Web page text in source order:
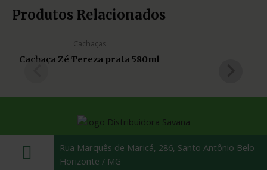
Produtos Relacionados
Cachaças
Cachaça Zé Tereza prata 580ml
Rua Marquês de Maricá, 286, Santo Antônio Belo
Horizonte / MG